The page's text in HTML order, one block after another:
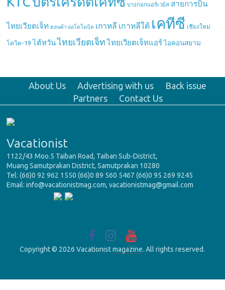
บางกอกแอร์เวย์ส สายการบิน
ไทยเวียตเจ็ท ฮอนด้า ออโตโมบิล เกาหลี เกาหลีใต้ เคทีซี เชียงใหม่
โควิด-19 ไต้หวัน ไทยเวียตเจ็ท ไทยเวียตเจ็ทแอร์ ไอคอนสยาม
About Us Advertising with us
Back issue
Partners
Contact Us
Vacationist
1122/43 Moo.5 Taiban Road, Taiban Sub-District,
Muang Samutprakan District, Samutprakan 10280
Tel: (66)0 92 962 1550 (66)0 89 560 5467 (66)0 95 269 9245
Email: info@vacationistmag.com, vacationistmag@gmail.com
Copyright © 2026 Vacationistmagazine. All rights reserved.